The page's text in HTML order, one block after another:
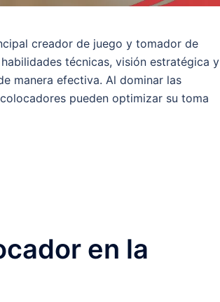
creador de juego y tomador de
técnicas, visión estratégica y
manera efectiva. Al dominar las
pueden optimizar su toma
en la